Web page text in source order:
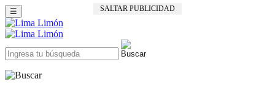
SALTAR PUBLICIDAD
☰